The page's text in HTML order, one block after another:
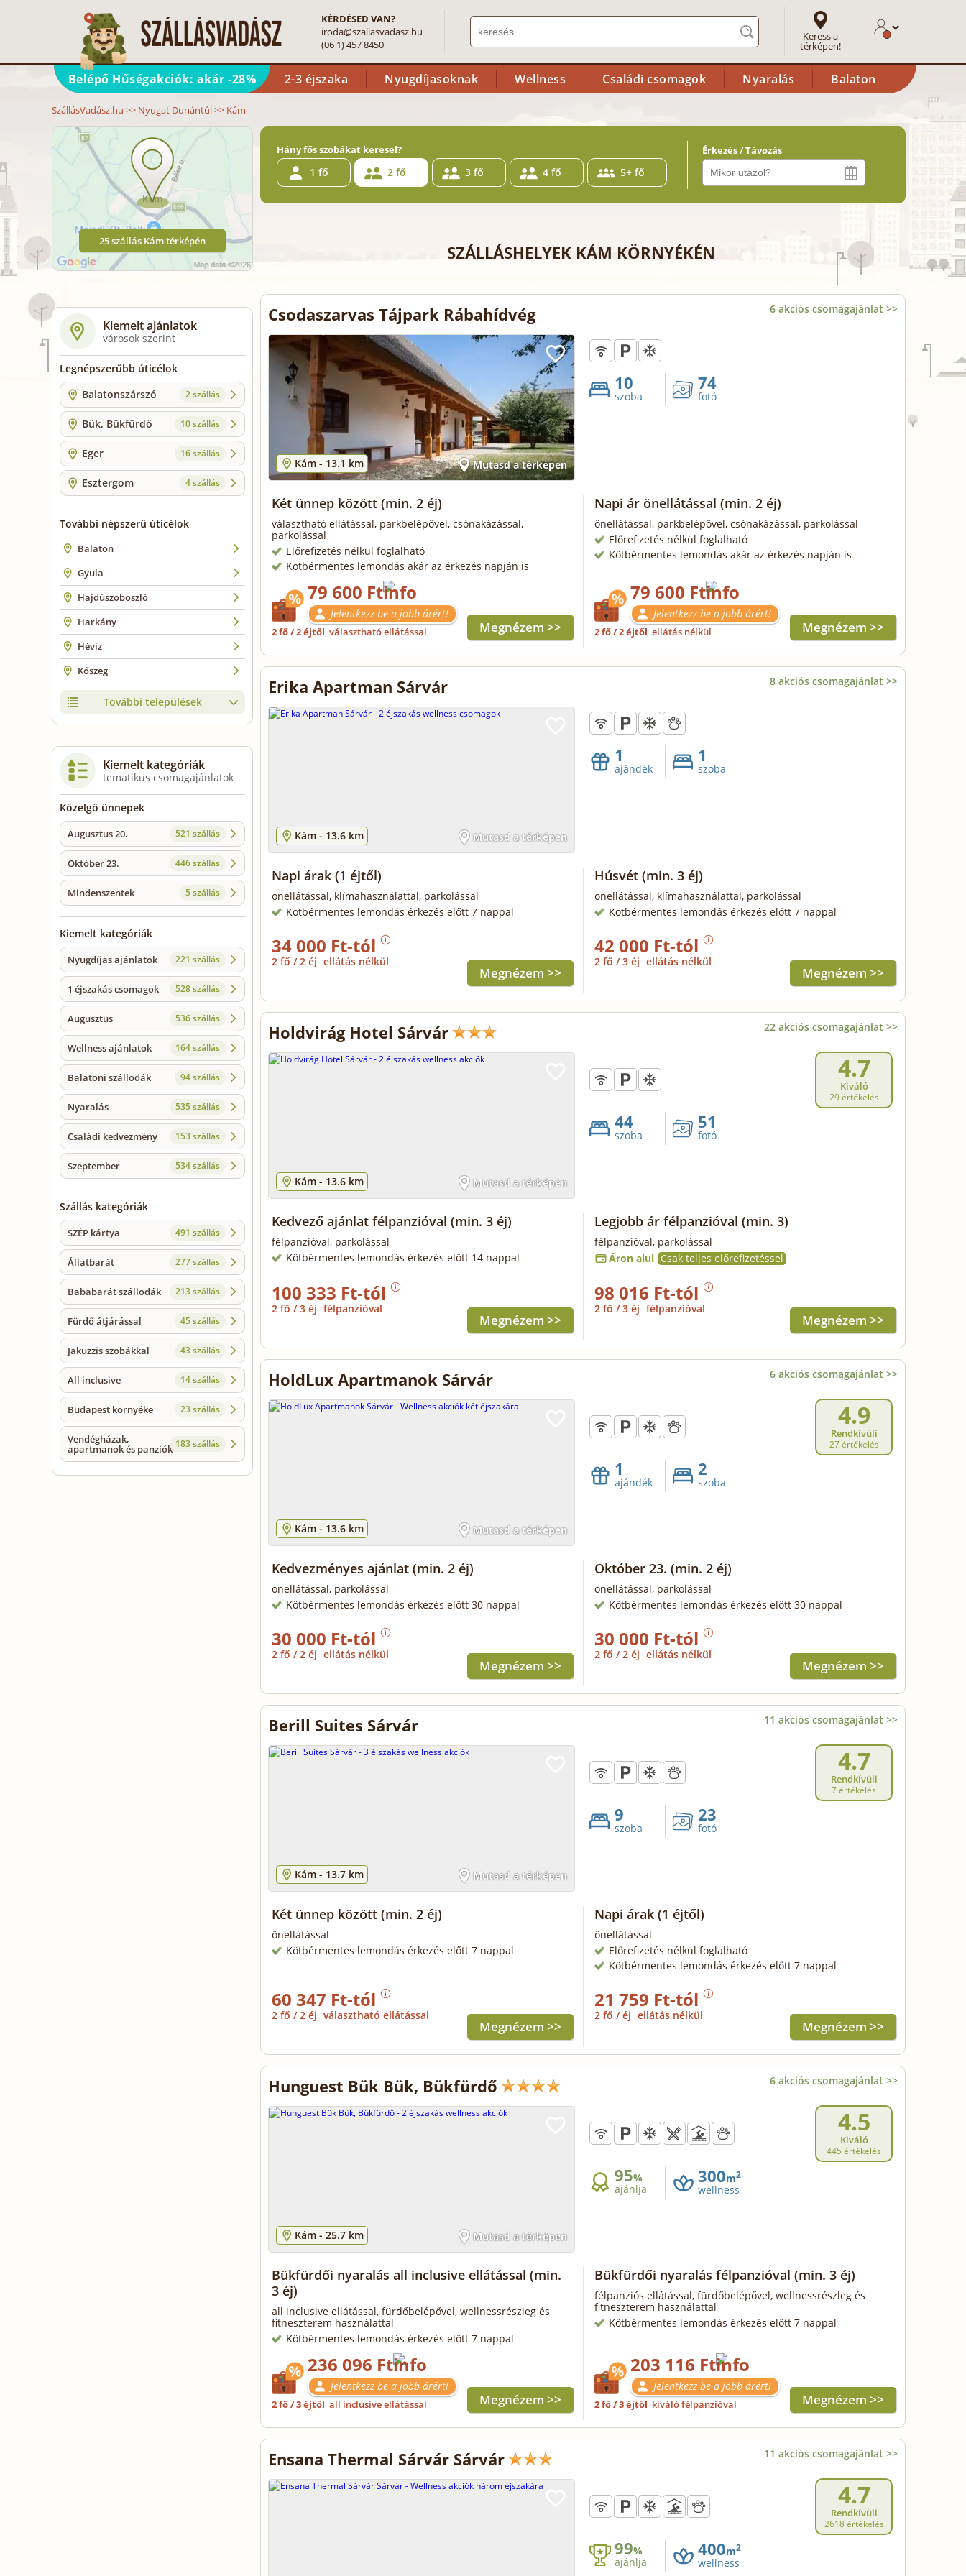
KÉRDÉSED VAN?
iroda@szallasvadasz.hu
(06 1) 457 8450
Keress a
térképen!
Belépő Hűségakciók: akár -28% 2-3 éjszaka Nyugdíjasoknak Wellness Családi csomagok Nyaralás Balaton
SzállásVadász.hu >> Nyugat Dunántúl>> Kám
25 szállás Kám térképén
Kiemelt ajánlatok
városok szerint
Legnépszerűbb úticélok
Balatonszárszó
2 szállás
Bük, Bükfürdő 10 szállás
Eger 16 szállás
Esztergom 4 szállás
További népszerű úticélok
Balaton
Gyula
Hajdúszoboszló
Harkány
Hévíz
Kőszeg
További települések
Kiemelt kategóriák
tematikus csomagajánlatok
Közelgő ünnepek
Augusztus 20. 521 szállás
Október 23. 446 szállás
Mindenszentek 5 szállás
Kiemelt kategóriák
Nyugdíjas ajánlatok 221 szállás
1 éjszakás csomagok 528 szállás
Augusztus 536 szállás
Wellness ajánlatok 164 szállás
Balatoni szállodák 94 szállás
Nyaralás 535 szállás
Családi kedvezmény 153 szállás
Szeptember 534 szállás
Szállás kategóriák
SZÉP kártya 491 szállás
Állatbarát 277 szállás
Bababarát szállodák 213 szállás
Fürdő átjárással 45 szállás
Jakuzzis szobákkal 43 szállás
All inclusive 14 szállás
Budapest környéke 23 szállás
Vendégházak,
apartmanok és panziók 183 szállás
Hány fős szobákat keresel?
1 fő 2 fő 3 fő 4 fő 5+ fő
Érkezés / Távozás
SZÁLLÁSHELYEK KÁM KÖRNYÉKÉN
Csodaszarvas Tájpark Rábahídvég 6 akciós csomagajánlat >>
Mutasd a térképen
Kám - 13.1 km
10
szoba
74
fotó
Két ünnep között (min. 2 éj)
választható ellátással, parkbelépővel, csónakázással,
parkolással
Előrefizetés nélkül foglalható
Kötbérmentes lemondás akár az érkezés napján is
79 600 Ft
Jelentkezz be a jobb árért!
2 fő / 2 éjtől választható ellátással Megnézem >>
Napi ár önellátással (min. 2 éj)
önellátással, parkbelépővel, csónakázással, parkolással
Előrefizetés nélkül foglalható
Kötbérmentes lemondás akár az érkezés napján is
79 600 Ft
Jelentkezz be a jobb árért!
2 fő / 2 éjtől ellátás nélkül Megnézem >>
Erika Apartman Sárvár 8 akciós csomagajánlat >>
Mutasd a térképen
Kám - 13.6 km
1
ajándék
1
szoba
Napi árak (1 éjtől)
önellátással, klímahasználattal, parkolással
Kötbérmentes lemondás érkezés előtt 7 nappal
34 000 Ft-tól
2 fő / 2 éj ellátás nélkül
Megnézem >>
Húsvét (min. 3 éj)
önellátással, klímahasználattal, parkolással
Kötbérmentes lemondás érkezés előtt 7 nappal
42 000 Ft-tól
2 fő / 3 éj ellátás nélkül
Megnézem >>
Holdvirág Hotel Sárvár 22 akciós csomagajánlat >>
Mutasd a térképen
Kám - 13.6 km
4.7
Kiváló
29 értékelés
44
szoba
51
fotó
Kedvező ajánlat félpanzióval (min. 3 éj)
félpanzióval, parkolással
Kötbérmentes lemondás érkezés előtt 14 nappal
100 333 Ft-tól
2 fő / 3 éj félpanzióval
Megnézem >>
Legjobb ár félpanzióval (min. 3)
félpanzióval, parkolással
Áron alul Csak teljes előrefizetéssel
98 016 Ft-tól
2 fő / 3 éj félpanzióval
Megnézem >>
HoldLux Apartmanok Sárvár 6 akciós csomagajánlat >>
Mutasd a térképen
Kám - 13.6 km
4.9
Rendkívüli
27 értékelés
1
ajándék
2
szoba
Kedvezményes ajánlat (min. 2 éj)
önellátással, parkolással
Kötbérmentes lemondás érkezés előtt 30 nappal
30 000 Ft-tól
2 fő / 2 éj ellátás nélkül
Megnézem >>
Október 23. (min. 2 éj)
önellátással, parkolással
Kötbérmentes lemondás érkezés előtt 30 nappal
30 000 Ft-tól
2 fő / 2 éj ellátás nélkül
Megnézem >>
Berill Suites Sárvár 11 akciós csomagajánlat >>
Mutasd a térképen
Kám - 13.7 km
4.7
Rendkívüli
7 értékelés
9
szoba
23
fotó
Két ünnep között (min. 2 éj)
önellátással
Kötbérmentes lemondás érkezés előtt 7 nappal
60 347 Ft-tól
2 fő / 2 éj választható ellátással
Megnézem >>
Napi árak (1 éjtől)
önellátással
Előrefizetés nélkül foglalható
Kötbérmentes lemondás érkezés előtt 7 nappal
21 759 Ft-tól
2 fő / éj ellátás nélkül
Megnézem >>
Hunguest Bük Bük, Bükfürdő 6 akciós csomagajánlat >>
Mutasd a térképen
Kám - 25.7 km
4.5
Kiváló
445 értékelés
95%
ajánlja
300m2
wellness
Bükfürdői nyaralás all inclusive ellátással (min.
3 éj)
all inclusive ellátással, fürdőbelépővel, wellnessrészleg és
fitneszterem használattal
Kötbérmentes lemondás érkezés előtt 7 nappal
236 096 Ft
Jelentkezz be a jobb árért!
2 fő / 3 éjtől all inclusive ellátással Megnézem >>
Bükfürdői nyaralás félpanzióval (min. 3 éj)
félpanziós ellátással, fürdőbelépővel, wellnessrészleg és
fitneszterem használattal
Kötbérmentes lemondás érkezés előtt 7 nappal
203 116 Ft
Jelentkezz be a jobb árért!
2 fő / 3 éjtől kiváló félpanzióval Megnézem >>
Ensana Thermal Sárvár Sárvár 11 akciós csomagajánlat >>
4.7
Rendkívüli
2618 értékelés
99%
ajánlja
400m2
wellness